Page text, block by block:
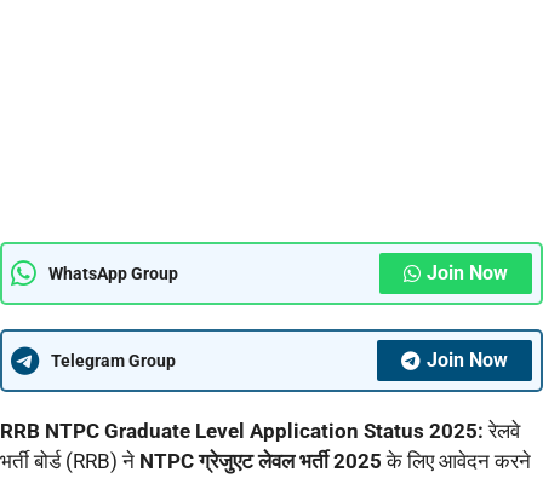
WhatsApp Group Join Now
Telegram Group Join Now
RRB NTPC Graduate Level Application Status 2025:रेलवे
भर्ती बोर्ड (RRB) ने NTPC ग्रेजुएट लेवल भर्ती 2025 के लिए आवेदन करने